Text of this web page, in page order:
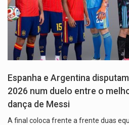
Espanha e Argentina
2026 num duelo entre o
dança de Messi
A final coloca frente a frente duas